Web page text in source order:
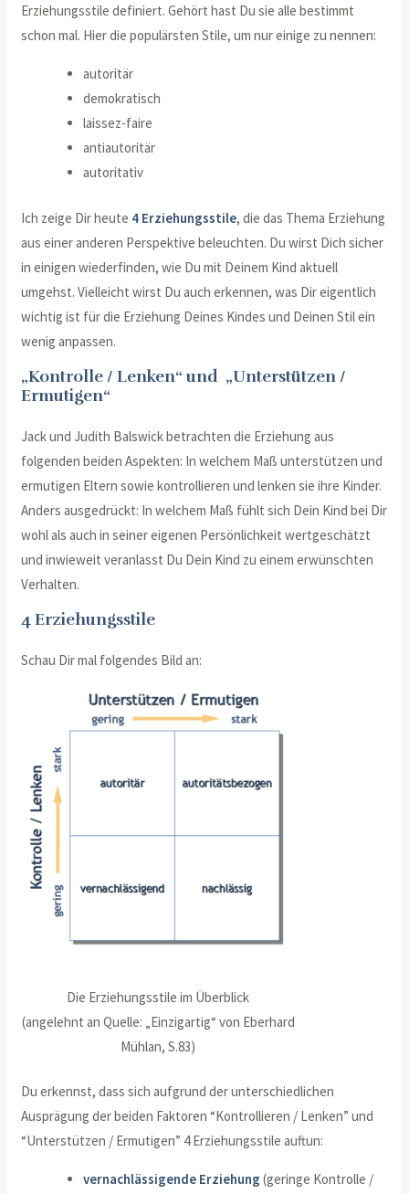
Erziehungsstile definiert. Gehört hast Du sie alle bestimmt
schon mal. Hier die populärsten Stile, um nur einige zu nennen:
autoritär
demokratisch
laissez-faire
antiautoritär
autoritativ
Ich zeige Dir heute 4 Erziehungsstile, die das Thema Erziehung
aus einer anderen Perspektive beleuchten. Du wirst Dich sicher
in einigen wiederfinden, wie Du mit Deinem Kind aktuell
umgehst. Vielleicht wirst Du auch erkennen, was Dir eigentlich
wichtig ist für die Erziehung Deines Kindes und Deinen Stil ein
wenig anpassen.
„Kontrolle / Lenken“ und „Unterstützen /
Ermutigen“
Jack und Judith Balswick betrachten die Erziehung aus
folgenden beiden Aspekten: In welchem Maß unterstützen und
ermutigen Eltern sowie kontrollieren und lenken sie ihre Kinder.
Anders ausgedrückt: In welchem Maß fühlt sich Dein Kind bei Dir
wohl als auch in seiner eigenen Persönlichkeit wertgeschätzt
und inwieweit veranlasst Du Dein Kind zu einem erwünschten
Verhalten.
4 Erziehungsstile
Schau Dir mal folgendes Bild an:
Die Erziehungsstile im Überblick
(angelehnt an Quelle: „Einzigartig“ von Eberhard
Mühlan, S.83)
Du erkennst, dass sich aufgrund der unterschiedlichen
Ausprägung der beiden Faktoren “Kontrollieren / Lenken” und
“Unterstützen / Ermutigen” 4 Erziehungsstile auftun:
vernachlässigende Erziehung (geringe Kontrolle /